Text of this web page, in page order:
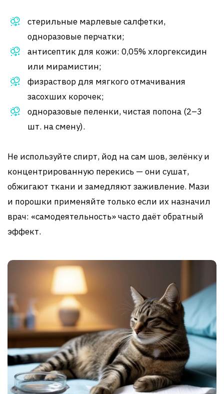
стерильные марлевые салфетки,
одноразовые перчатки;
антисептик для кожи: 0,05% хлоргексидин
или мирамистин;
физраствор для мягкого отмачивания
засохших корочек;
одноразовые пеленки, чистая попона (2–3
шт. на смену).
Не используйте спирт, йод на сам шов, зелёнку и
концентрированную перекись — они сушат,
обжигают ткани и замедляют заживление. Мази
и порошки применяйте только если их назначил
врач: «самодеятельность» часто даёт обратный
эффект.